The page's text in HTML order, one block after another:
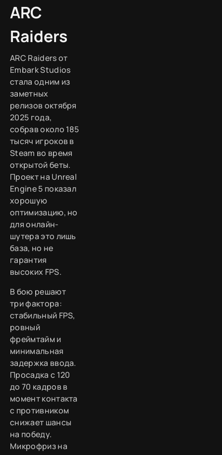
ARC
Raiders
ARC Raiders от
Embark Studios
стала одним из
заметных
релизов октября
2025 года,
собрав около 185
тысяч игроков в
Steam во время
открытой беты.
Проект на Unreal
Engine 5 показал
хорошую
оптимизацию, но
для онлайн-
шутера это лишь
база, но не
гарантия
высоких FPS.
В бою решают
три фактора:
стабильный FPS,
ровный
фреймтайм и
минимальная
задержка ввода.
Просадка с 120
до 70 кадров в
момент контакта
с противником
снижает шансы
на победу.
Микрофриз на